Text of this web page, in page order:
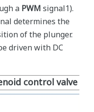
a PWM signal1).
determines the
of the plunger.
driven with DC
control valve